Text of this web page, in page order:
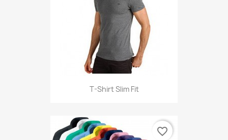
T-Shirt Slim Fit
favorite_border